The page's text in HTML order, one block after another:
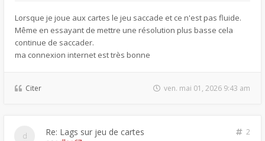
Lorsque je joue aux cartes le jeu saccade et ce n'est pas fluide.
Même en essayant de mettre une résolution plus basse cela
continue de saccader.
ma connexion internet est très bonne
Citer ven. mai 01, 2026 9:43 am
Re: Lags sur jeu de cartes
2